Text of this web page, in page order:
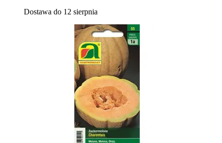
Dostawa do 12 sierpnia